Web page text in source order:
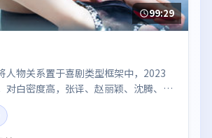
99:29
人物关系置于喜剧类型框架中，2023
对白密度高，张译、赵丽颖、沈腾、廖
得关注；整体气质偏中国大陆都市与冷